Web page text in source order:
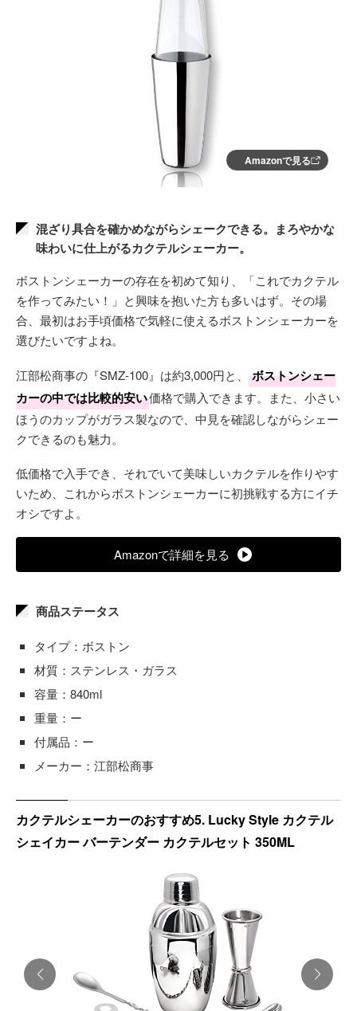
Amazonで見る
混ざり具合を確かめながらシェークできる。まろやかな
味わいに仕上がるカクテルシェーカー。
ボストンシェーカーの存在を初めて知り、「これでカクテル
を作ってみたい！」と興味を抱いた方も多いはず。その場
合、最初はお手頃価格で気軽に使えるボストンシェーカーを
選びたいですよね。
江部松商事の『SMZ-100』は約3,000円と、
ボストンシェー
カーの中では比較的安い価格で購入できます。また、小さい
ほうのカップがガラス製なので、中見を確認しながらシェー
クできるのも魅力。
低価格で入手でき、それでいて美味しいカクテルを作りやす
いため、これからボストンシェーカーに初挑戦する方にイチ
オシですよ。
Amazonで詳細を見る
商品ステータス
タイプ：ボストン
材質：ステンレス・ガラス
容量：840ml
重量：ー
付属品：ー
メーカー：江部松商事
カクテルシェーカーのおすすめ5. Lucky Style カクテル
シェイカー バーテンダー カクテルセット 350ML